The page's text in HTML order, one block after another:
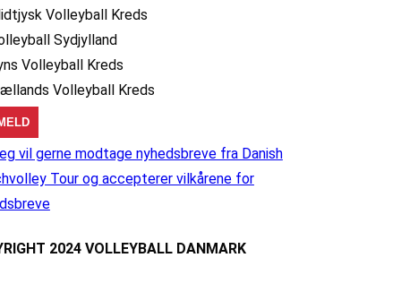
Volleyball Kreds
Sydjylland
Volleyball Kreds
Volleyball Kreds
vil gerne modtage nyhedsbreve fra Danish
Tour og accepterer vilkårene for
2024 VOLLEYBALL DANMARK